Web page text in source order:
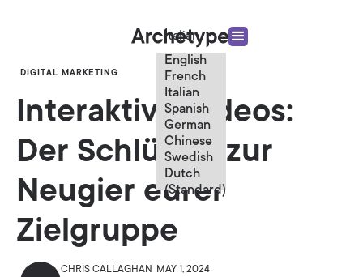
Italian
English
French
Italian
Spanish
German
Chinese
Swedish
Dutch
(Standard)
DIGITAL MARKETING
Interaktive Videos:
Der Schlüssel zur
Neugier eurer
Zielgruppe
CHRIS CALLAGHAN MAY 1, 2024